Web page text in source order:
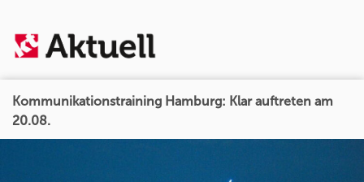
Kommunikationstraining Hamburg: Klar auftreten am
20.08.